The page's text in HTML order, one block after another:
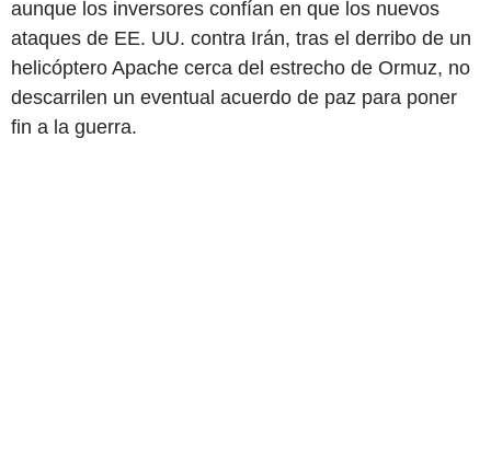
aunque los inversores confían en que los nuevos
ataques de EE. UU. contra Irán, tras el derribo de un
helicóptero Apache cerca del estrecho de Ormuz, no
descarrilen un eventual acuerdo de paz para poner
fin a la guerra.